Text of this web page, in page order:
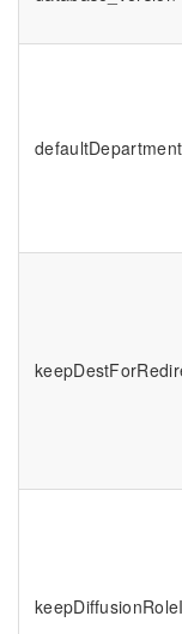
defaultDepartment